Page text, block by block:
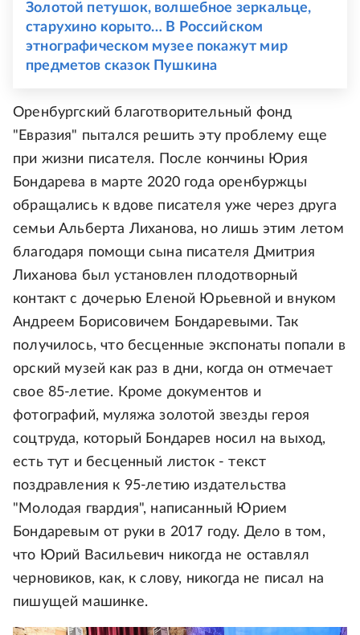
Золотой петушок, волшебное зеркальце,
старухино корыто… В Российском
этнографическом музее покажут мир
предметов сказок Пушкина
Оренбургский благотворительный фонд
"Евразия" пытался решить эту проблему еще
при жизни писателя. После кончины Юрия
Бондарева в марте 2020 года оренбуржцы
обращались к вдове писателя уже через друга
семьи Альберта Лиханова, но лишь этим летом
благодаря помощи сына писателя Дмитрия
Лиханова был установлен плодотворный
контакт с дочерью Еленой Юрьевной и внуком
Андреем Борисовичем Бондаревыми. Так
получилось, что бесценные экспонаты попали в
орский музей как раз в дни, когда он отмечает
свое 85-летие. Кроме документов и
фотографий, муляжа золотой звезды героя
соцтруда, который Бондарев носил на выход,
есть тут и бесценный листок - текст
поздравления к 95-летию издательства
"Молодая гвардия", написанный Юрием
Бондаревым от руки в 2017 году. Дело в том,
что Юрий Васильевич никогда не оставлял
черновиков, как, к слову, никогда не писал на
пишущей машинке.